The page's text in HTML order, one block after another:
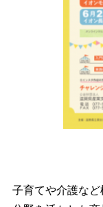
子育てや介護な